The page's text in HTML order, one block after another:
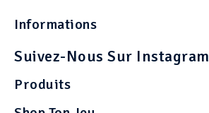
Informations
Suivez-Nous Sur Instagram
Produits